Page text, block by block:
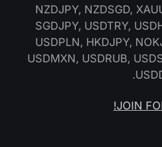
NZDJPY, NZDSGD,
SGDJPY, USDTRY,
USDPLN, HKDJPY,
USDMXN, USDRUB,
JOIN